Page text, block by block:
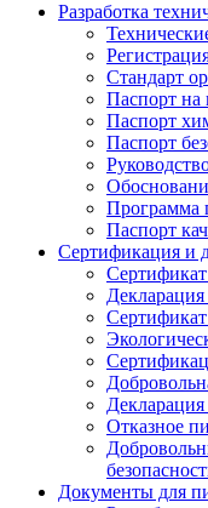
Разработка
Стандарт
Паспорт на
Паспорт
Паспорт
Программа
Паспорт
Сертификация и
Отказное
Документы для